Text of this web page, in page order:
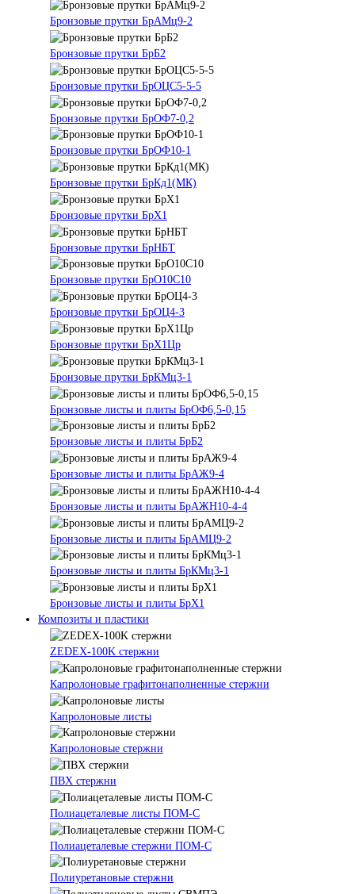
Бронзовые прутки БрАМц9-2
Бронзовые прутки БрБ2
Бронзовые прутки БрОЦС5-5-5
Бронзовые прутки БрОФ7-0,2
Бронзовые прутки БрОФ10-1
Бронзовые прутки БрКд1(МК)
Бронзовые прутки БрХ1
Бронзовые прутки БрНБТ
Бронзовые прутки БрО10С10
Бронзовые прутки БрОЦ4-3
Бронзовые прутки БрХ1Цр
Бронзовые прутки БрКМц3-1
Бронзовые листы и плиты БрОФ6,5-0,15
Бронзовые листы и плиты БрБ2
Бронзовые листы и плиты БрАЖ9-4
Бронзовые листы и плиты БрАЖН10-4-4
Бронзовые листы и плиты БрАМЦ9-2
Бронзовые листы и плиты БрКМц3-1
Бронзовые листы и плиты БрХ1
Композиты и пластики
ZEDEX-100K стержни
Капролоновые графитонаполненные стержни
Капролоновые листы
Капролоновые стержни
ПВХ стержни
Полиацеталевые листы ПОМ-С
Полиацеталевые стержни ПОМ-С
Полиуретановые стержни